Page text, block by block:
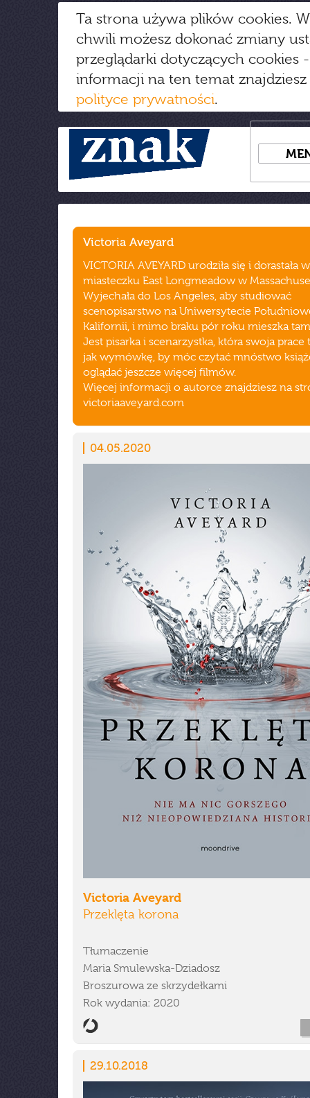
Ta strona używa plików cookies.
chwili możesz dokonać zmiany
przeglądarki dotyczących cookies
informacji na ten temat
polityce prywatności.
Victoria Aveyard
VICTORIA AVEYARD urodziła się i dorastała
miasteczku East Longmeadow w
Wyjechała do Los Angeles, aby studiować
scenopisarstwo na Uniwersytecie
Kalifornii, i mimo braku pór roku mieszka
Jest pisarka i scenarzystka, która swoja prace
jak wymówkę, by móc czytać mnóstwo
oglądać jeszcze więcej filmów.
Więcej informacji o autorce znajdziesz na
victoriaaveyard.com
04.05.2020
Victoria Aveyard
Przeklęta korona
Tłumaczenie
Maria Smulewska-Dziadosz
Broszurowa ze skrzydełkami
Rok wydania: 2020
29.10.2018